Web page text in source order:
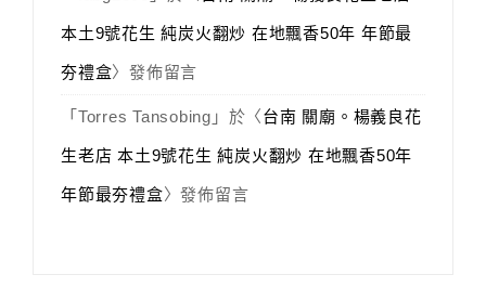
本土9號花生 純炭火翻炒 在地飄香50年 年節最
夯禮盒〉發佈留言
「 Torres Tansobing 」於〈台南 關廟。楊義良花
生老店 本土9號花生 純炭火翻炒 在地飄香50年
年節最夯禮盒〉發佈留言